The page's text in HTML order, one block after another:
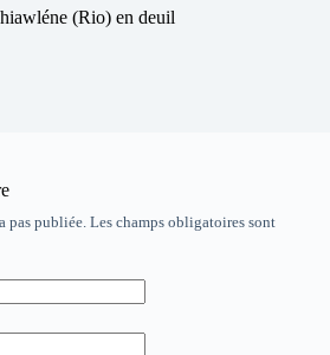
(Rio) en deuil
pas publiée. Les champs obligatoires sont